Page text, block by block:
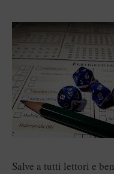
Salve a tutti lettori e ben